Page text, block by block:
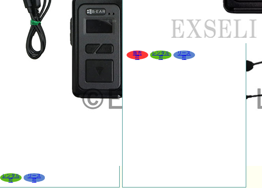
レンタル
可
リース
可
販売
可
レンタル
可
リース
可